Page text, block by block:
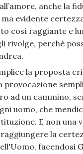
anche la
ma evidente
così raggiante e
rivolge, perché
la proposta
provocazione
ad un cammino,
uomo, che
E non una
la
facendosi